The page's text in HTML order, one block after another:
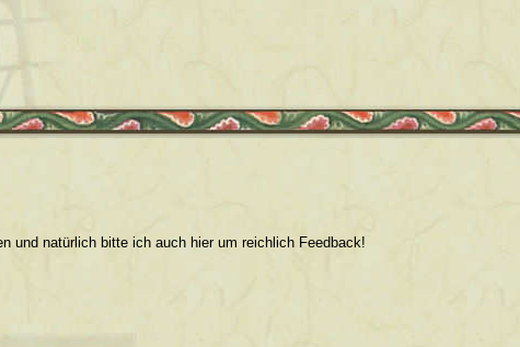
und natürlich bitte ich auch hier um reichlich Feedback!